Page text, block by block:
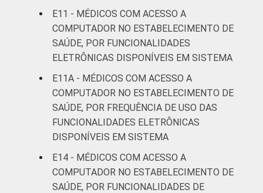
declararam não saber se o dado está
disponível ou aos que não responderam à
pergunta sobre a disponibilidade.
E11 - MÉDICOS COM ACESSO A
COMPUTADOR NO ESTABELECIMENTO DE
SAÚDE, POR FUNCIONALIDADES
ELETRÔNICAS DISPONÍVEIS EM SISTEMA
E11A - MÉDICOS COM ACESSO A
COMPUTADOR NO ESTABELECIMENTO DE
SAÚDE, POR FREQUÊNCIA DE USO DAS
FUNCIONALIDADES ELETRÔNICAS
DISPONÍVEIS EM SISTEMA
E14 - MÉDICOS COM ACESSO A
COMPUTADOR NO ESTABELECIMENTO DE
SAÚDE, POR FUNCIONALIDADES DE